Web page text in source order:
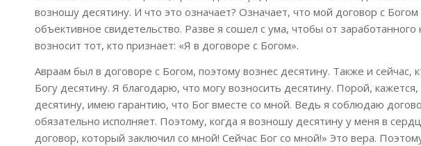
возношу десятину. И что это означает? Означает, что мой договор с
объективное свидетельство. Разве я сошел с ума, чтобы от
возносит тот, кто признает: «Я в договоре с Богом».
Авраам был в договоре с Богом, поэтому вознес десятину. Также и сейчас,
Богу десятину. Я благодарю, что могу возносить десятину. Порой,
десятину, имею гарантию, что Бог вместе со мной. Ведь я соблюдаю
обязательно исполняет. Поэтому, когда я возношу десятину у меня в
договор, который заключил со мной! Сейчас Бог со мной!» Это вера.